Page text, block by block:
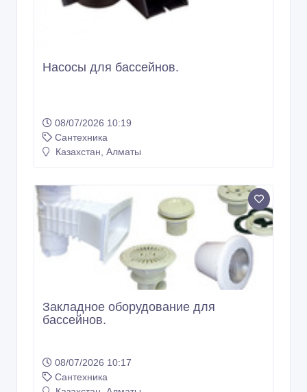
Насосы для бассейнов.
08/07/2026 10:19
Сантехника
Казахстан, Алматы
Закладное оборудование для
бассейнов.
08/07/2026 10:17
Сантехника